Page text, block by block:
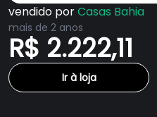
vendido porCasas Bahia
mais de 2 anos
R$ 2.222,11
Ir à loja